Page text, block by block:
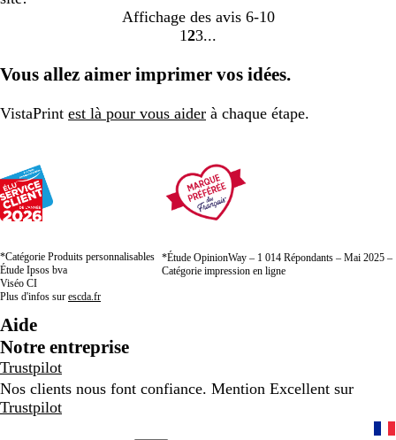
Affichage des avis 6-10
Accéder
la
1 Accéder
la
2Accéder
la
3
Vous allez aimer imprimer vos idées.
VistaPrint est là pour vous aider à chaque étape.
*Catégorie Produits personnalisables
Étude Ipsos bva
Viséo CI
Plus d'infos sur escda.fr
*Étude OpinionWay – 1 014 Répondants – Mai 2025 –
Catégorie impression en ligne
Aide
Notre entreprise
Trustpilot
Nos clients nous font confiance. Mention Excellent sur
Trustpilot